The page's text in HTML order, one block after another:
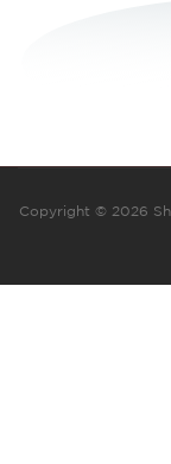
Copyright © 2026